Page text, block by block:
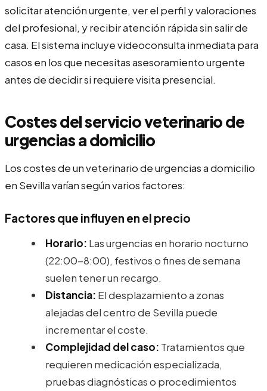
solicitar atención urgente, ver el perfil y valoraciones
del profesional, y recibir atención rápida sin salir de
casa. El sistema incluye videoconsulta inmediata para
casos en los que necesitas asesoramiento urgente
antes de decidir si requiere visita presencial.
Costes del servicio veterinario de
urgencias a domicilio
Los costes de un veterinario de urgencias a domicilio
en Sevilla varían según varios factores:
Factores que influyen en el precio
Horario: Las urgencias en horario nocturno
(22:00-8:00), festivos o fines de semana
suelen tener un recargo.
Distancia: El desplazamiento a zonas
alejadas del centro de Sevilla puede
incrementar el coste.
Complejidad del caso: Tratamientos que
requieren medicación especializada,
pruebas diagnósticas o procedimientos